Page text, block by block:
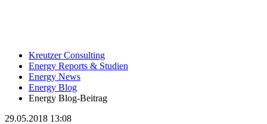
Kreutzer Consulting
Energy Reports & Studien
Energy News
Energy Blog
Energy Blog-Beitrag
29.05.2018 13:08